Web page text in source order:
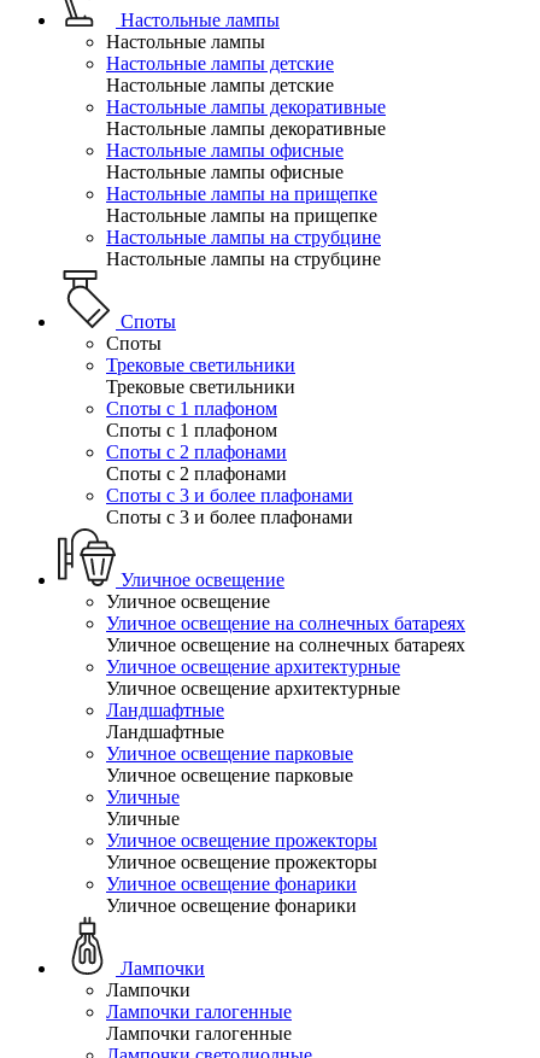
Настольные лампы
Настольные лампы
Настольные лампы детские
Настольные лампы детские
Настольные лампы декоративные
Настольные лампы декоративные
Настольные лампы офисные
Настольные лампы офисные
Настольные лампы на прищепке
Настольные лампы на прищепке
Настольные лампы на струбцине
Настольные лампы на струбцине
Споты
Споты
Трековые светильники
Трековые светильники
Споты с 1 плафоном
Споты с 1 плафоном
Споты с 2 плафонами
Споты с 2 плафонами
Споты с 3 и более плафонами
Споты с 3 и более плафонами
Уличное освещение
Уличное освещение
Уличное освещение на солнечных батареях
Уличное освещение на солнечных батареях
Уличное освещение архитектурные
Уличное освещение архитектурные
Ландшафтные
Ландшафтные
Уличное освещение парковые
Уличное освещение парковые
Уличные
Уличные
Уличное освещение прожекторы
Уличное освещение прожекторы
Уличное освещение фонарики
Уличное освещение фонарики
Лампочки
Лампочки
Лампочки галогенные
Лампочки галогенные